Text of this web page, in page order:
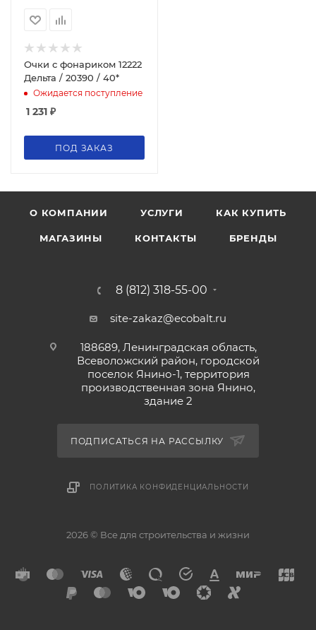
Очки с фонариком 12222
Дельта / 20390 / 40*
Ожидается поступление
1 231 ₽
ПОД ЗАКАЗ
О КОМПАНИИ УСЛУГИ КАК КУПИТЬ
МАГАЗИНЫ КОНТАКТЫ БРЕНДЫ
8 (812) 318-55-00
site-zakaz@ecobalt.ru
188689, Ленинградская область,
Всеволожский район, городской
поселок Янино-1, территория
производственная зона Янино,
здание 2
ПОДПИСАТЬСЯ НА РАССЫЛКУ
ПОЛИТИКА КОНФИДЕНЦИАЛЬНОСТИ
2026 © Все для строительства и жизни